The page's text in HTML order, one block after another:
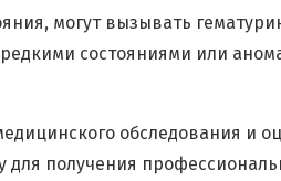
могут вызывать
состояниями или
обследования и
получения